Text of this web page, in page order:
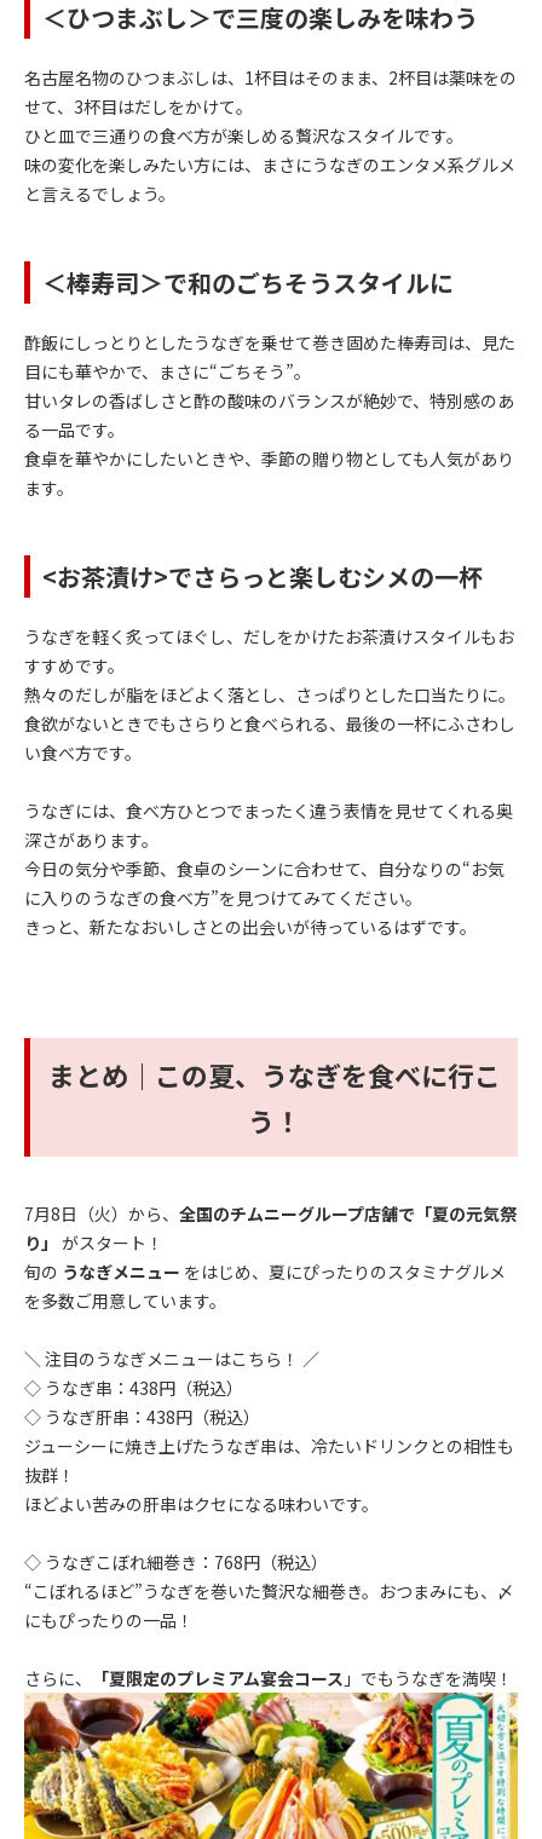
＜ひつまぶし＞で三度の楽しみを味わう
名古屋名物のひつまぶしは、1杯目はそのまま、2杯目は薬味をの
せて、3杯目はだしをかけて。
ひと皿で三通りの食べ方が楽しめる贅沢なスタイルです。
味の変化を楽しみたい方には、まさにうなぎのエンタメ系グルメ
と言えるでしょう。
＜棒寿司＞で和のごちそうスタイルに
酢飯にしっとりとしたうなぎを乗せて巻き固めた棒寿司は、見た
目にも華やかで、まさに“ごちそう”。
甘いタレの香ばしさと酢の酸味のバランスが絶妙で、特別感のあ
る一品です。
食卓を華やかにしたいときや、季節の贈り物としても人気があり
ます。
<お茶漬け>でさらっと楽しむシメの一杯
うなぎを軽く炙ってほぐし、だしをかけたお茶漬けスタイルもお
すすめです。
熱々のだしが脂をほどよく落とし、さっぱりとした口当たりに。
食欲がないときでもさらりと食べられる、最後の一杯にふさわし
い食べ方です。
うなぎには、食べ方ひとつでまったく違う表情を見せてくれる奥
深さがあります。
今日の気分や季節、食卓のシーンに合わせて、自分なりの“お気
に入りのうなぎの食べ方”を見つけてみてください。
きっと、新たなおいしさとの出会いが待っているはずです。
まとめ｜この夏、うなぎを食べに行こ
う！
7月8日（火）から、 全国のチムニーグループ店舗で「夏の元気祭
り」 がスタート！
旬の うなぎメニュー をはじめ、夏にぴったりのスタミナグルメ
を多数ご用意しています。
＼ 注目のうなぎメニューはこちら！ ／
◇ うなぎ串：438円（税込）
◇ うなぎ肝串：438円（税込）
ジューシーに焼き上げたうなぎ串は、冷たいドリンクとの相性も
抜群！
ほどよい苦みの肝串はクセになる味わいです。
◇ うなぎこぼれ細巻き：768円（税込）
“こぼれるほど”うなぎを巻いた贅沢な細巻き。おつまみにも、〆
にもぴったりの一品！
さらに、 「夏限定のプレミアム宴会コース 」でもうなぎを満喫！